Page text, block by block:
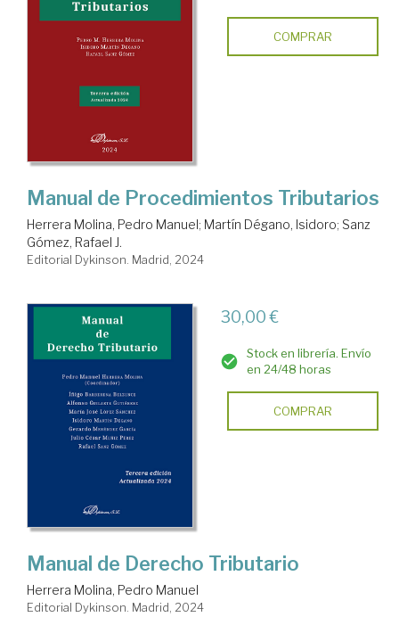
COMPRAR
Manual de Procedimientos Tributarios
Herrera Molina, Pedro Manuel; Martín Dégano, Isidoro; Sanz
Gómez, Rafael J.
Editorial Dykinson. Madrid, 2024
30,00 €
Stock en librería. Envío
en 24/48 horas
COMPRAR
Manual de Derecho Tributario
Herrera Molina, Pedro Manuel
Editorial Dykinson. Madrid, 2024